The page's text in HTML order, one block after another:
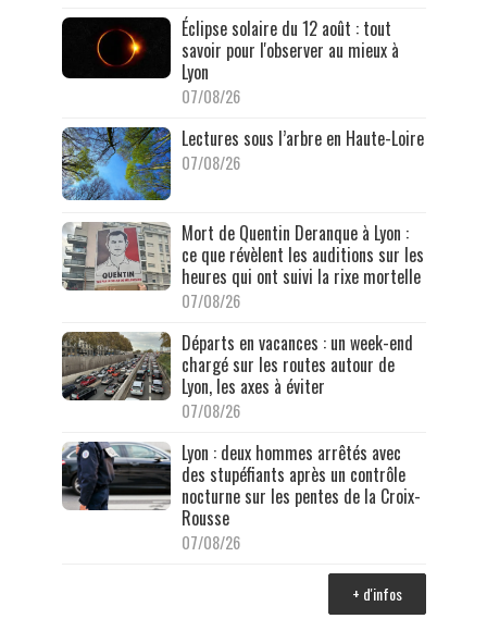
Éclipse solaire du 12 août : tout
savoir pour l'observer au mieux à
Lyon
07/08/26
Lectures sous l’arbre en Haute-Loire
07/08/26
Mort de Quentin Deranque à Lyon :
ce que révèlent les auditions sur les
heures qui ont suivi la rixe mortelle
07/08/26
Départs en vacances : un week-end
chargé sur les routes autour de
Lyon, les axes à éviter
07/08/26
Lyon : deux hommes arrêtés avec
des stupéfiants après un contrôle
nocturne sur les pentes de la Croix-
Rousse
07/08/26
+ d'infos